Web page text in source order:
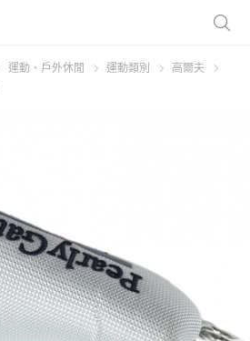
運動、戶外休閒 運動類別
高爾夫